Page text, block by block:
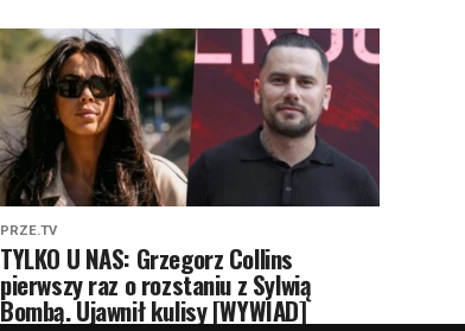
PRZE.TV
TYLKO U NAS: Grzegorz Collins
pierwszy raz o rozstaniu z Sylwią
Bombą. Ujawnił kulisy [WYWIAD]